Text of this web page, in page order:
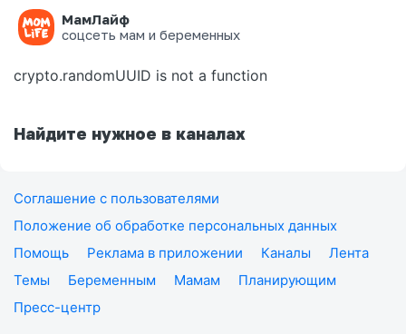
МамЛайф
соцсеть мам и беременных
Ошибка на странице
crypto.randomUUID is not a function
Найдите нужное в каналах
Соглашение с пользователями
Положение об обработке персональных данных
Помощь
Реклама в приложении Каналы
Лента
Темы
Беременным Мамам
Планирующим
Пресс-центр